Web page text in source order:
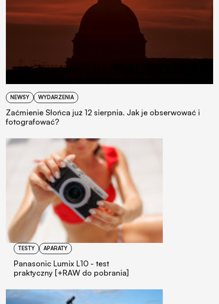
TESTY APARATY
Panasonic Lumix L10 - test
praktyczny [+RAW do pobrania]
NEWSY WYDARZENIA
Zaćmienie Słońca już 12 sierpnia. Jak je obserwować i
fotografować?